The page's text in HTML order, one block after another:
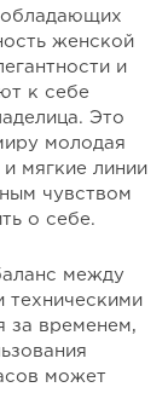
обладающих
женской
и
к себе
Это
молодая
мягкие линии
чувством
о себе.
между
техническими
за временем,
может